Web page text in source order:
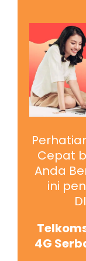
Cepat
Anda
ini
4G